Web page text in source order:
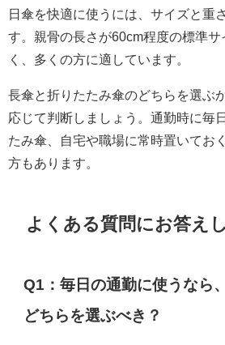
日傘を快適に使うには、サイズと重
す。親骨の長さが60cm程度の標準
く、多くの方に適しています。
長傘と折りたたみ傘のどちらを選ぶ
応じて判断しましょう。通勤時に毎
たみ傘、自宅や職場に常時置いてお
方もあります。
よくある質問にお答え
Q1：毎日の通勤に使うなら
どちらを選ぶべき？